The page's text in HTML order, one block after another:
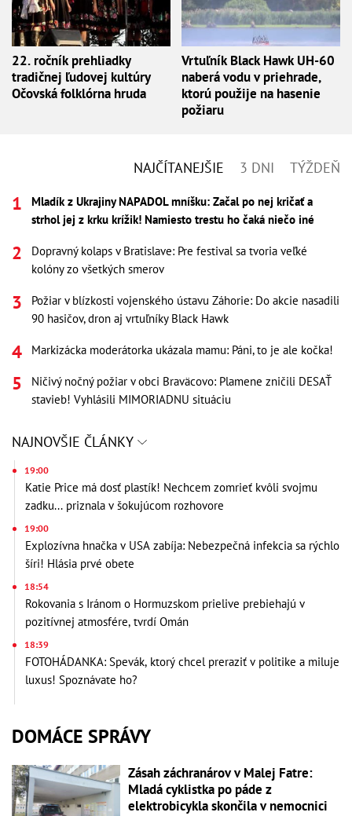
22. ročník prehliadky
tradičnej ľudovej kultúry
Očovská folklórna hruda
Vrtuľník Black Hawk UH-60
naberá vodu v priehrade,
ktorú použije na hasenie
požiaru
NAJČÍTANEJŠIE 3 DNI TÝŽDEŇ
Mladík z Ukrajiny NAPADOL mníšku: Začal po nej kričať a
strhol jej z krku krížik! Namiesto trestu ho čaká niečo iné
Dopravný kolaps v Bratislave: Pre festival sa tvoria veľké
kolóny zo všetkých smerov
Požiar v blízkosti vojenského ústavu Záhorie: Do akcie nasadili
90 hasičov, dron aj vrtuľníky Black Hawk
Markizácka moderátorka ukázala mamu: Páni, to je ale kočka!
Ničivý nočný požiar v obci Braväcovo: Plamene zničili DESAŤ
stavieb! Vyhlásili MIMORIADNU situáciu
NAJNOVŠIE ČLÁNKY
19:00
Katie Price má dosť plastík! Nechcem zomrieť kvôli svojmu
zadku... priznala v šokujúcom rozhovore
19:00
Explozívna hnačka v USA zabíja: Nebezpečná infekcia sa rýchlo
šíri! Hlásia prvé obete
18:54
Rokovania s Iránom o Hormuzskom prielive prebiehajú v
pozitívnej atmosfére, tvrdí Omán
18:39
FOTOHÁDANKA: Spevák, ktorý chcel preraziť v politike a miluje
luxus! Spoznávate ho?
DOMÁCE SPRÁVY
Zásah záchranárov v Malej Fatre:
Mladá cyklistka po páde z
elektrobicykla skončila v nemocnici